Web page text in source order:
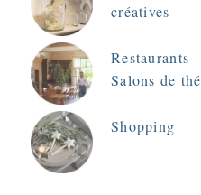
créatives
Restaurants
Salons de thé
Shopping